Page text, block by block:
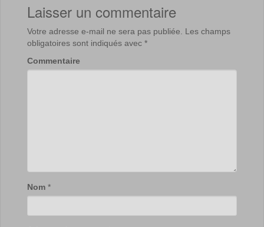
Laisser un commentaire
Votre adresse e-mail ne sera pas publiée. Les champs
obligatoires sont indiqués avec *
Commentaire
Nom *